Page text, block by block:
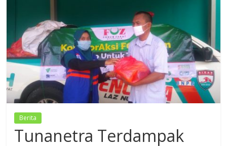
Ikhtiar
Berita
Tunanetra Terdampak